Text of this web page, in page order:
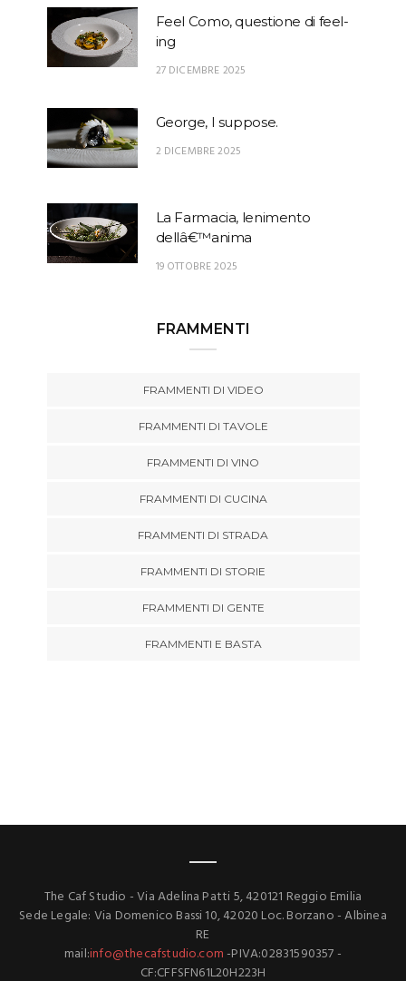
Feel Como, questione di feel-
ing
27 DICEMBRE 2025
George, I suppose.
2 DICEMBRE 2025
La Farmacia, lenimento
dellâ€™anima
19 OTTOBRE 2025
FRAMMENTI
FRAMMENTI DI VIDEO
FRAMMENTI DI TAVOLE
FRAMMENTI DI VINO
FRAMMENTI DI CUCINA
FRAMMENTI DI STRADA
FRAMMENTI DI STORIE
FRAMMENTI DI GENTE
FRAMMENTI E BASTA
The Caf Studio - Via Adelina Patti 5, 420121 Reggio Emilia
Sede Legale: Via Domenico Bassi 10, 42020 Loc. Borzano - Albinea
RE
mail:info@thecafstudio.com-PIVA:02831590357 -
CF:CFFSFN61L20H223H